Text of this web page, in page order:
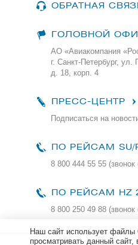
ОБРАТНАЯ
ГОЛОВНОЙ
АО «Авиакомпания
г. Санкт-Петербург, ул.
д. 18, корп. 4
ПРЕСС-ЦЕНТР
Подписаться на
ПО РЕЙСАМ
8 800 444 55 55
ПО РЕЙСАМ HZ
8 800 250 49 88
Наш сайт использует
просматривать данный сайт,